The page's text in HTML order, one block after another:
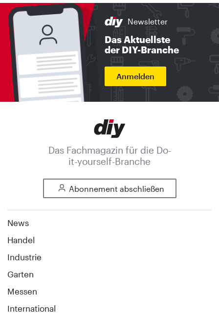
Newsletter
Das Aktuellste
der DIY-Branche
Anmelden
Das Fachmagazin für die Do-
it-yourself-Branche
Abonnement abschließen
News
Handel
Industrie
Garten
Messen
International